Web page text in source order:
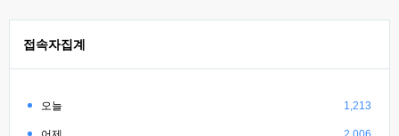
접속자집계
오늘 1,213